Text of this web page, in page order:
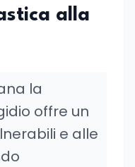
alla
la
offre un
e alle